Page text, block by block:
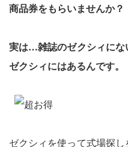
商品券をもらいませんか？
実は…雑誌のゼクシィにな
ゼクシィにはあるんです。
ゼクシィを使って式場探